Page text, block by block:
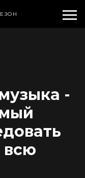
-
всю